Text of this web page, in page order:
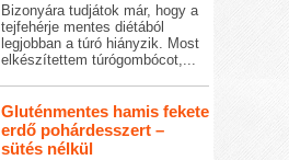
Bizonyára tudjátok már, hogy a
tejfehérje mentes diétából
legjobban a túró hiányzik. Most
elkészítettem túrógombócot,...
Gluténmentes hamis fekete
erdő pohárdesszert –
sütés nélkül